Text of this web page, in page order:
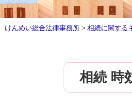
けんめい総合法律事務所 > 相続に関する
相続 時